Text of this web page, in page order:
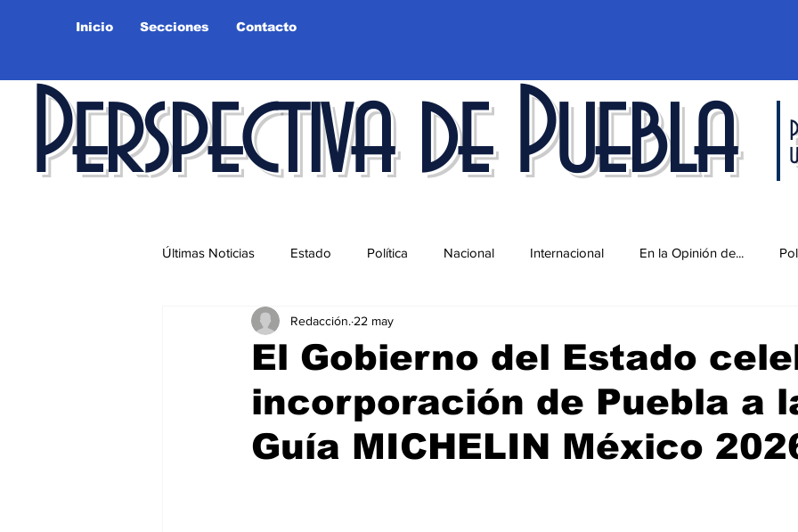
Inicio Secciones Contacto
Perspectiva de Puebla
Últimas Noticias Estado Política Nacional Internacional En la Opinión de...
Educación Ciudad Salud
El Gobierno del Estado
incorporación de Puebla a
Guía MICHELIN México
Redacción. 22 may